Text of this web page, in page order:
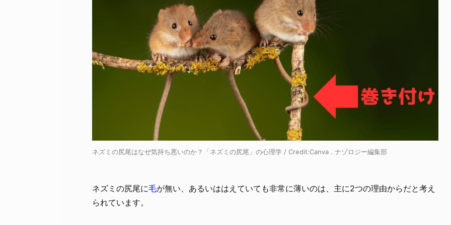
ネズミの尻尾はなぜ気持ち悪いのか？「ネズミの尻尾」の心理学 / Credit:Canva . ナゾロジー編集部
ネズミの尻尾に毛が無い、あるいははえていても非常に薄いのは、主に2つの理由からだと考え
られています。